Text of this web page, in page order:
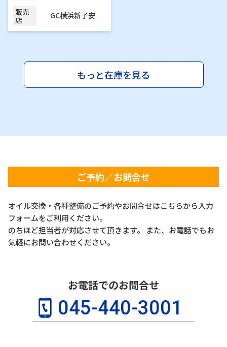
販売
店
GC横浜新子安
もっと在庫を見る
ご予約／お問合せ
オイル交換・各種整備のご予約やお問合せはこちらから入力
フォームをご利用ください。
のちほど担当者が対応させて頂きます。 また、お電話でもお
気軽にお問い合わせください。
お電話でのお問合せ
045-440-3001